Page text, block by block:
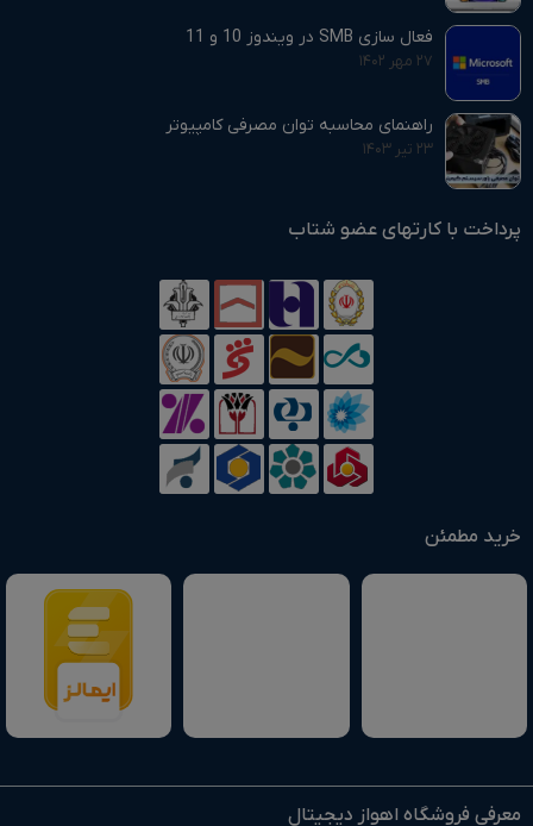
فعال سازی SMB در ویندوز 10 و 11
۲۷ مهر ۱۴۰۲
راهنمای محاسبه توان مصرفی کامپیوتر
۲۳ تیر ۱۴۰۳
پرداخت با کارتهای عضو شتاب
خرید مطمئن
معرفی فروشگاه اهواز دیجیتال